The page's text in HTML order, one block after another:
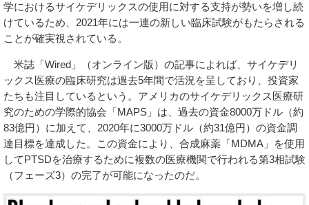
学におけるサイケデリックスの使用に対する支持が勢いを増し続
けているため、2021年には一連の新しい臨床試験がもたらされる
ことが確実視されている。
米誌「Wired」（オンライン版）の記事によれば、サイケデリ
ックス医療の臨床研究は過去5年間で活況を呈しており、投資家
たちも注目しているという。アメリカのサイケデリックス医療研
究のための学際的協会「MAPS」は、過去の資金8000万ドル（約
83億円）に加えて、2020年に3000万ドル（約31億円）の資金調
達目標を達成した。この資金により、合成麻薬「MDMA」を使用
してPTSDを治療するために複数の医療機関で行われる第3相試験
（フェーズ3）の完了が可能になったのだ。